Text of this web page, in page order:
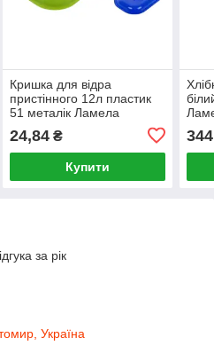
Кришка для відра
пристінного 12л пластик
51 металік Ламела
24,84₴
Купити
344
за рік
Україна